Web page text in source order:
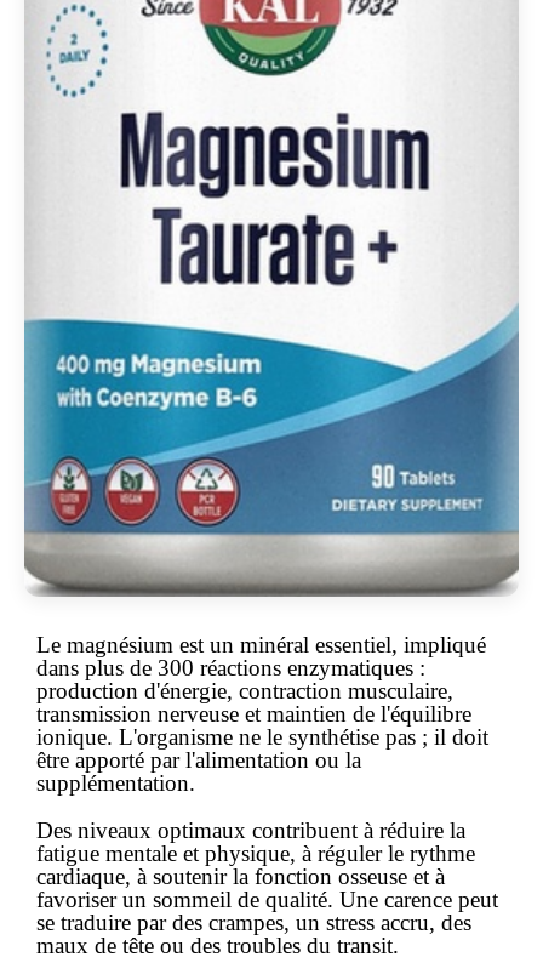
Le magnésium est un minéral essentiel, impliqué
dans plus de 300 réactions enzymatiques :
production d'énergie, contraction musculaire,
transmission nerveuse et maintien de l'équilibre
ionique. L'organisme ne le synthétise pas ; il doit
être apporté par l'alimentation ou la
supplémentation.
Des niveaux optimaux contribuent à réduire la
fatigue mentale et physique, à réguler le rythme
cardiaque, à soutenir la fonction osseuse et à
favoriser un sommeil de qualité. Une carence peut
se traduire par des crampes, un stress accru, des
maux de tête ou des troubles du transit.